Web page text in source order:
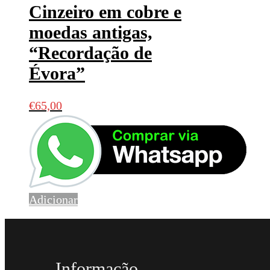
Cinzeiro em cobre e
moedas antigas,
“Recordação de
Évora”
€65,00
Adicionar